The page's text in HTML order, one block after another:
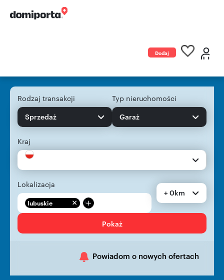
Dodaj
Rodzaj transakcji
Sprzedaż
Typ nieruchomości
Garaż
Kraj
Lokalizacja
lubuskie +
+ 0km
Pokaż
Powiadom o nowych ofertach